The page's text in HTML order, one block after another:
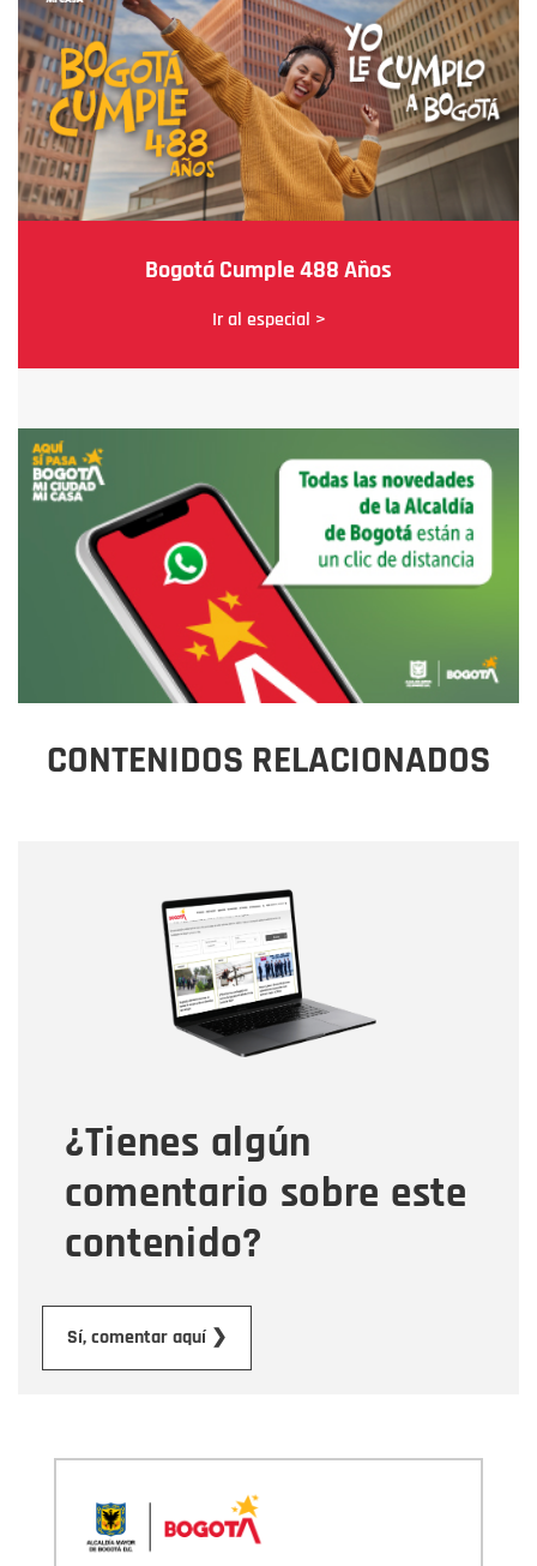
Bogotá Cumple 488 Años
Ir al especial >
CONTENIDOS RELACIONADOS
¿Tienes algún
comentario sobre este
contenido?
Sí, comentar aquí ❯
Correo electrónico
Tipo de comentario
Mensaje